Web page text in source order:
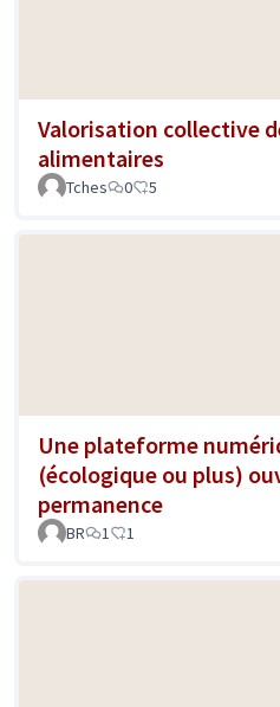
Valorisation collective
alimentaires
Tches 0 5
Une plateforme
(écologique ou plus)
permanence
BR 1 1